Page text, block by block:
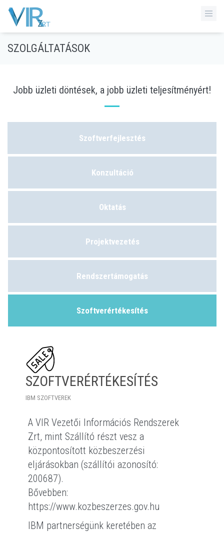
SZOLGÁLTATÁSOK
Jobb üzleti döntések, a jobb üzleti teljesítményért!
Szoftverfejlesztés
Konzultáció
Oktatás
Projektvezetés
Rendszertámogatás
Szoftverértékesítés
SZOFTVERÉRTÉKESÍTÉS
IBM SZOFTVEREK
A VIR Vezetői Információs Rendszerek
Zrt, mint Szállító részt vesz a
központosított közbeszerzési
eljárásokban (szállítói azonosító:
200687).
Bővebben:
https://www.kozbeszerzes.gov.hu
IBM partnerségünk keretében az